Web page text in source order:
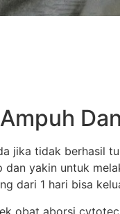
jika tidak berhasil
yakin untuk
dari 1 hari bisa
obat aborsi